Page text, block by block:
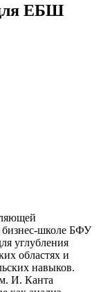
ЕБШ
бизнес-школе БФУ
углубления
областях и
навыков.
И. Канта